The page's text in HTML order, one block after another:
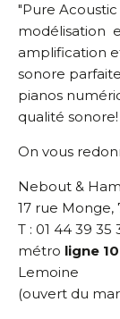
"Pure
modélisation
amplification
sonore
pianos
qualité sonore!
On vous
Nebout &
17 rue Monge,
T : 01 44 39 35
métro ligne 10
Lemoine
(ouvert du